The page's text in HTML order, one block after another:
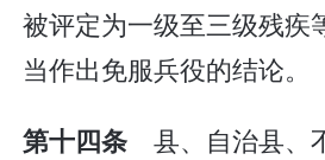
被评定为一级至三级残疾
当作出免服兵役的结论。
第十四条县、自治县、